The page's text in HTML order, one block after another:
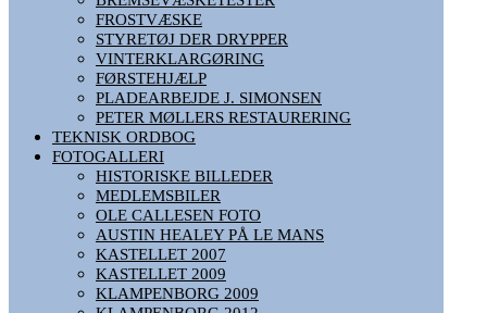
FROSTVÆSKE
STYRETØJ DER DRYPPER
VINTERKLARGØRING
FØRSTEHJÆLP
PLADEARBEJDE J. SIMONSEN
PETER MØLLERS RESTAURERING
TEKNISK ORDBOG
FOTOGALLERI
HISTORISKE BILLEDER
MEDLEMSBILER
OLE CALLESEN FOTO
AUSTIN HEALEY PÅ LE MANS
KASTELLET 2007
KASTELLET 2009
KLAMPENBORG 2009